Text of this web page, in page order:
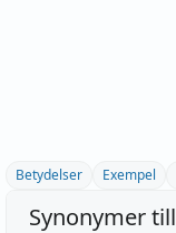
Betydelser Exempel
Synonymer till